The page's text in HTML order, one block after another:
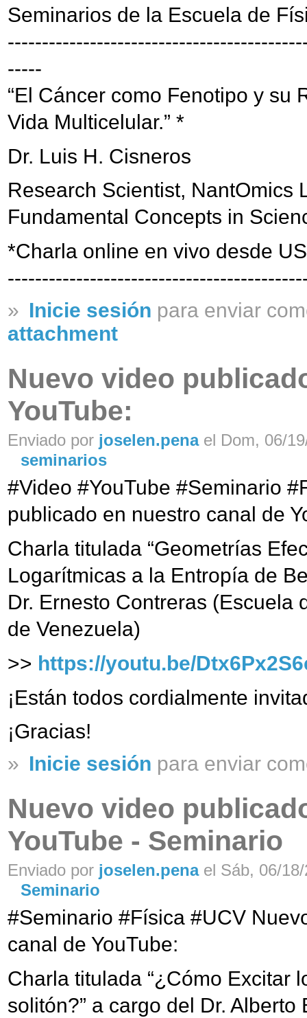
Seminarios de la Escuela de
-----
“El Cáncer como Fenotipo y su
Vida Multicelular.” *
Dr. Luis H. Cisneros
Research Scientist, NantOmics
Fundamental Concepts in
*Charla online en vivo desde
» Inicie sesión para enviar
attachment
Nuevo video
YouTube:
Enviado por joselen.penael Dom, 06/
seminarios
#Video #YouTube #Seminario
publicado en nuestro canal de
Charla titulada “Geometrías
Logarítmicas a la Entropía de
Dr. Ernesto Contreras (Escuela
de Venezuela)
>> https://youtu.be/
¡Están todos cordialmente
¡Gracias!
» Inicie sesión para enviar
Nuevo video
YouTube - Seminario
Enviado por joselen.penael Sáb, 06/
Seminario
#‎Seminario‬ ‪#‎Física‬ ‪#‎UCV‬
canal de YouTube:
Charla titulada “¿Cómo Excitar
solitón?” a cargo del Dr.